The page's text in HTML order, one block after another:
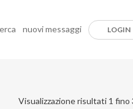
nuovi messaggi LOGIN
Visualizzazione risultati 1 fino